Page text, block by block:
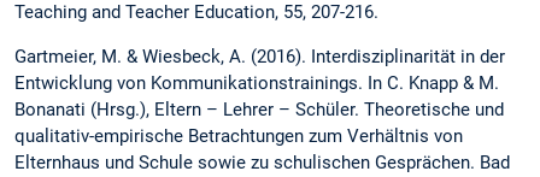
Teaching and Teacher Education, 55, 207-216.
Gartmeier, M. & Wiesbeck, A. (2016). Interdisziplinarität in der
Entwicklung von Kommunikationstrainings. In C. Knapp & M.
Bonanati (Hrsg.), Eltern – Lehrer – Schüler. Theoretische und
qualitativ-empirische Betrachtungen zum Verhältnis von
Elternhaus und Schule sowie zu schulischen Gesprächen. Bad